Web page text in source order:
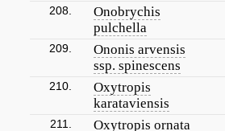
208.
Onobrychis
pulchella
209.
Ononis arvensis
ssp. spinescens
210.
Oxytropis
karataviensis
211. Oxytropis ornata